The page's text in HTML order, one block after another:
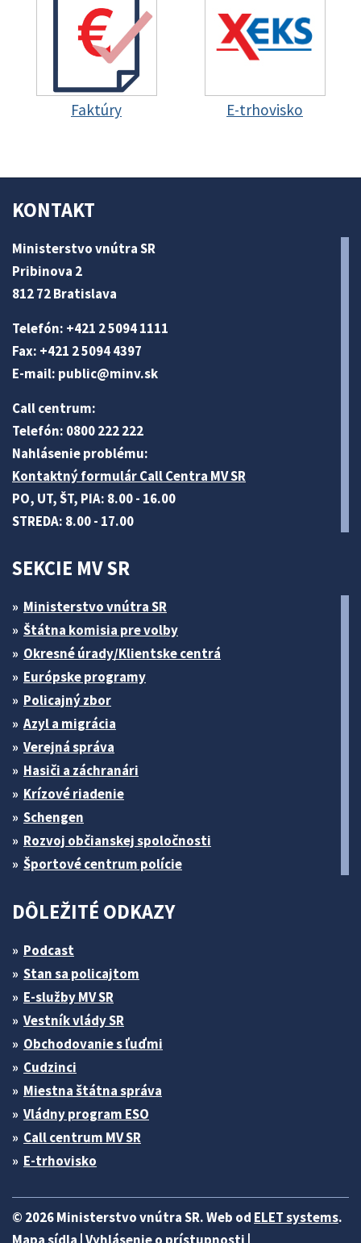
Faktúry E-trhovisko
KONTAKT
Ministerstvo vnútra SR
Pribinova 2
812 72 Bratislava
Telefón: +421 2 5094 1111
Fax: +421 2 5094 4397
E-mail: public@minv.sk
Call centrum:
Telefón: 0800 222 222
Nahlásenie problému:
Kontaktný formulár Call Centra MV SR
PO, UT, ŠT, PIA: 8.00 - 16.00
STREDA: 8.00 - 17.00
SEKCIE MV SR
Ministerstvo vnútra SR
Štátna komisia pre volby
Okresné úrady/Klientske centrá
Európske programy
Policajný zbor
Azyl a migrácia
Verejná správa
Hasiči a záchranári
Krízové riadenie
Schengen
Rozvoj občianskej spoločnosti
Športové centrum polície
DÔLEŽITÉ ODKAZY
Podcast
Stan sa policajtom
E-služby MV SR
Vestník vlády SR
Obchodovanie s ľuďmi
Cudzinci
Miestna štátna správa
Vládny program ESO
Call centrum MV SR
E-trhovisko
© 2026 Ministerstvo vnútra SR. Web od ELET systems.
Mapa sídla |Vyhlásenie o prístupnosti |